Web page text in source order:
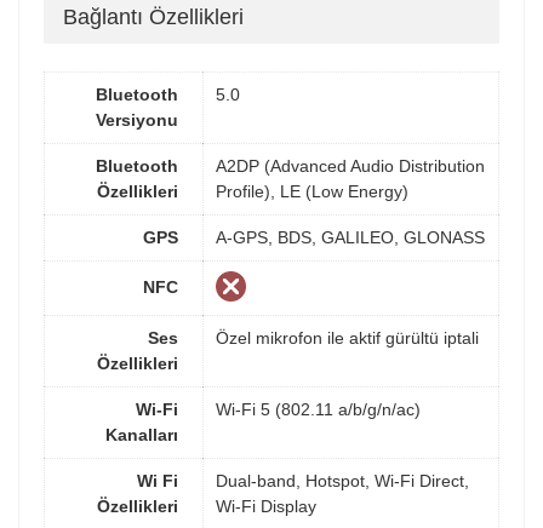
Bağlantı Özellikleri
Bluetooth
Versiyonu
5.0
Bluetooth
Özellikleri
A2DP (Advanced Audio Distribution
Profile), LE (Low Energy)
GPS A-GPS, BDS, GALILEO, GLONASS
NFC
Ses
Özellikleri
Özel mikrofon ile aktif gürültü iptali
Wi-Fi
Kanalları
Wi-Fi 5 (802.11 a/b/g/n/ac)
Wi Fi
Özellikleri
Dual-band, Hotspot, Wi-Fi Direct,
Wi-Fi Display